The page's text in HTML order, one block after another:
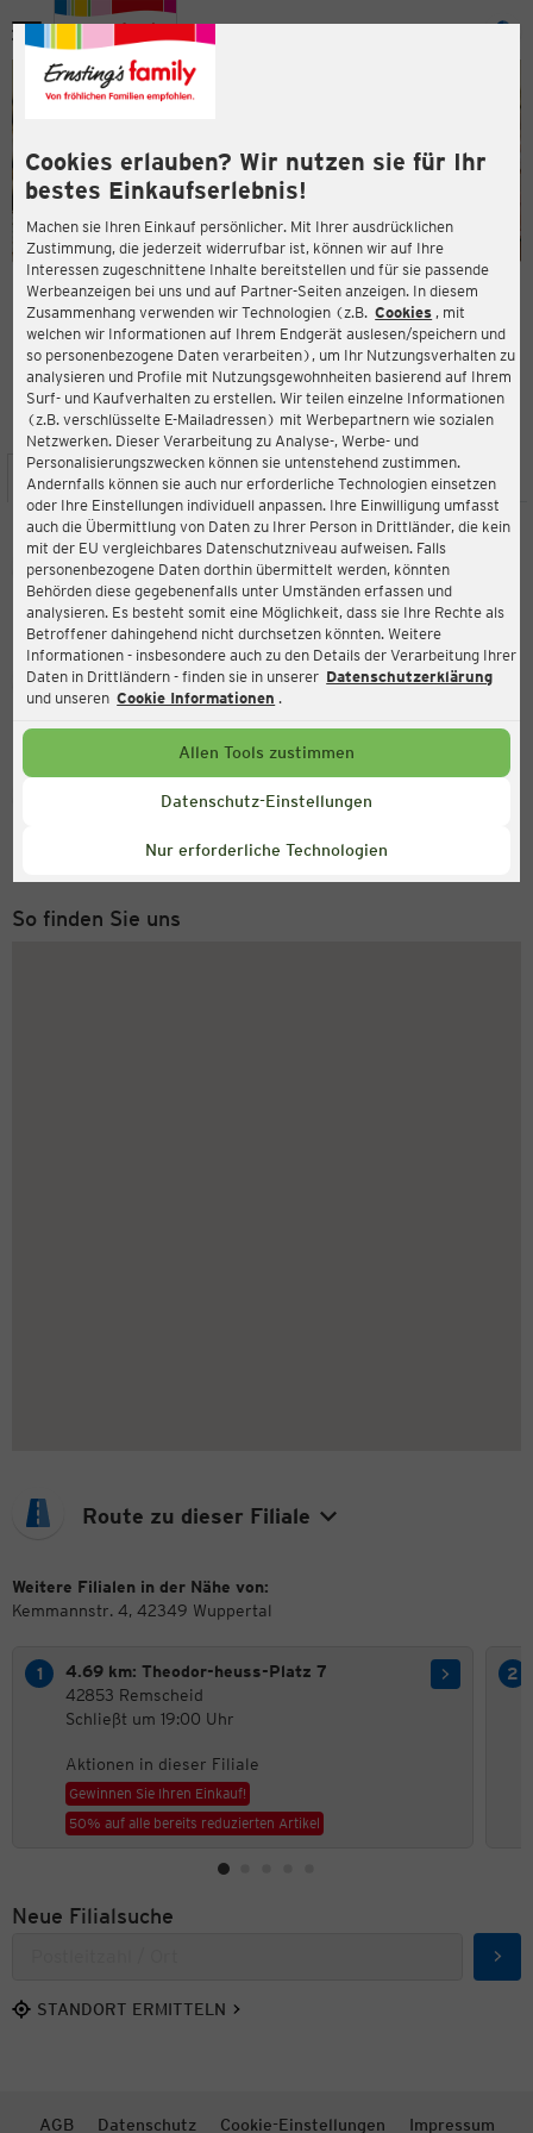
Cookies erlauben? Wir nutzen sie für Ihr
bestes Einkaufserlebnis!
Machen sie Ihren Einkauf persönlicher. Mit Ihrer ausdrücklichen
Zustimmung, die jederzeit widerrufbar ist, können wir auf Ihre
Interessen zugeschnittene Inhalte bereitstellen und für sie passende
Werbeanzeigen bei uns und auf Partner-Seiten anzeigen. In diesem
Zusammenhang verwenden wir Technologien (z.B. Cookies , mit
welchen wir Informationen auf Ihrem Endgerät auslesen/speichern und
so personenbezogene Daten verarbeiten), um Ihr Nutzungsverhalten zu
analysieren und Profile mit Nutzungsgewohnheiten basierend auf Ihrem
Surf- und Kaufverhalten zu erstellen. Wir teilen einzelne Informationen
(z.B. verschlüsselte E-Mailadressen) mit Werbepartnern wie sozialen
Netzwerken. Dieser Verarbeitung zu Analyse-, Werbe- und
Personalisierungszwecken können sie untenstehend zustimmen.
Andernfalls können sie auch nur erforderliche Technologien einsetzen
oder Ihre Einstellungen individuell anpassen. Ihre Einwilligung umfasst
auch die Übermittlung von Daten zu Ihrer Person in Drittländer, die kein
mit der EU vergleichbares Datenschutzniveau aufweisen. Falls
personenbezogene Daten dorthin übermittelt werden, könnten
Behörden diese gegebenenfalls unter Umständen erfassen und
analysieren. Es besteht somit eine Möglichkeit, dass sie Ihre Rechte als
Betroffener dahingehend nicht durchsetzen könnten. Weitere
Informationen - insbesondere auch zu den Details der Verarbeitung Ihrer
Daten in Drittländern - finden sie in unserer Datenschutzerklärung
und unseren Cookie Informationen .
Allen Tools zustimmen
Datenschutz-Einstellungen
Nur erforderliche Technologien
Menü
ERNSTING'S FAMILY FILIALE
Kemmannstr. 4
42349 Wuppertal
4,5
Bewertung:
STANDORT SERVICES SORTIMENT AKTIONEN
Ernsting's family
Kemmannstr. 4, 42349 Wuppertal
Aktuell:
Geöffnet
Service Hotline
Montag bis Freitag 8-18 Uhr
So finden Sie uns
Route zu dieser Filiale
Weitere Filialen in der Nähe von:
Kemmannstr. 4, 42349 Wuppertal
4.69 km: Theodor-heuss-Platz 7
42853 Remscheid
Schließt um 19:00 Uhr
Aktionen in dieser Filiale
Gewinnen Sie Ihren Einkauf!
50% auf alle bereits reduzierten Artikel
Neue Filialsuche
STANDORT ERMITTELN
AGB Datenschutz Cookie-Einstellungen Impressum